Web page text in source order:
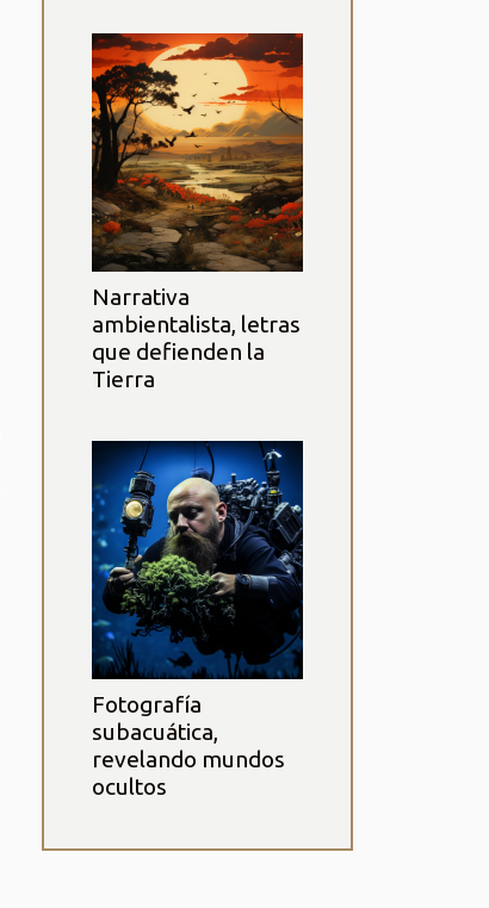
Narrativa
ambientalista, letras
que defienden la
Tierra
Fotografía
subacuática,
revelando mundos
ocultos